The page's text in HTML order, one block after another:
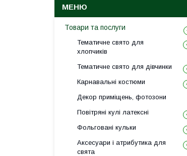
Товари та послуги
Тематичне свято для
хлопчиків
Тематичне свято для дівчинки
Карнавальні костюми
Декор приміщень, фотозони
Повітряні кулі латексні
Фольговані кульки
Аксесуари і атрибутика для
свята